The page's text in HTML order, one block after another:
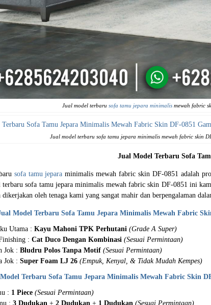
Jual model terbaru sofa tamu jepara minimalis mewah fabric
Jual model terbaru sofa tamu jepara minimalis mewah fabric skin
Jual Model Terbaru Sofa
sofa tamu jepara minimalis mewah fabric skin DF-0851 adalah
terbaru sofa tamu jepara minimalis mewah fabric skin DF-0851 ini
dikerjakan oleh tenaga kami yang sangat mahir dan berpengalaman
Model Terbaru Sofa Tamu Jepara Minimalis Mewah Fabric
Utama : Kayu Mahoni TPK Perhutani (Grade A Super)
: Cat Duco Dengan Kombinasi (Sesuai Permintaan)
Jok : Bludru Polos Tanpa Motif (Sesuai Permintaan)
Jok : Super Foam LJ 26 (Empuk, Kenyal, & Tidak Mudah Kempes)
Terbaru Sofa Tamu Jepara Minimalis Mewah Fabric Skin
: 1 Piece (Sesuai Permintaan)
: 3 Dudukan + 2 Dudukan + 1 Dudukan (Sesuai Permintaan)